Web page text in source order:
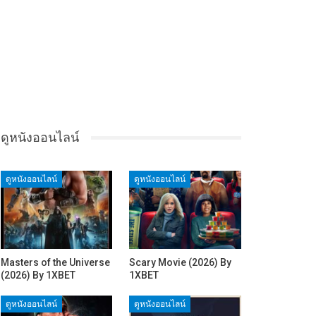
ดูหนังออนไลน์
ดูหนังออนไลน์
Masters of the Universe
(2026) By 1XBET
ดูหนังออนไลน์
Scary Movie (2026) By
1XBET
ดูหนังออนไลน์ ดูหนังออนไลน์